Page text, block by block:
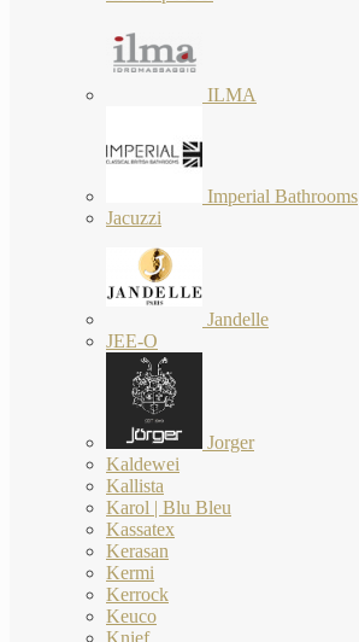
ILMA
Imperial Bathrooms
Jacuzzi
Jandelle
JEE-O
Jorger
Kaldewei
Kallista
Karol | Blu Bleu
Kassatex
Kerasan
Kermi
Kerrock
Keuco